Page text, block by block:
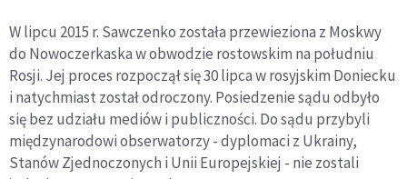
W lipcu 2015 r. Sawczenko została przewieziona z Moskwy
do Nowoczerkaska w obwodzie rostowskim na południu
Rosji. Jej proces rozpoczął się 30 lipca w rosyjskim Doniecku
i natychmiast został odroczony. Posiedzenie sądu odbyło
się bez udziału mediów i publiczności. Do sądu przybyli
międzynarodowi obserwatorzy - dyplomaci z Ukrainy,
Stanów Zjednoczonych i Unii Europejskiej - nie zostali